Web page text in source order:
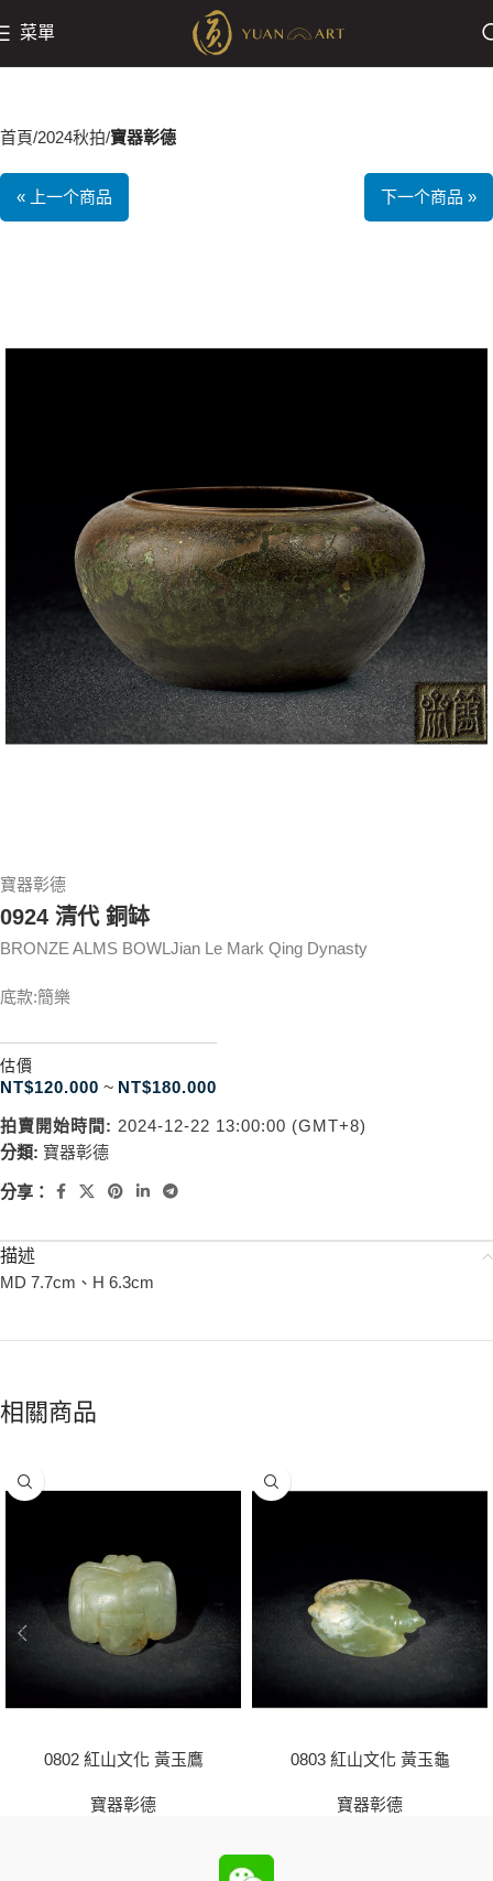
菜單
首頁 2024秋拍 寶器彰德
« 上一个商品 下一个商品 »
寶器彰德
0924 清代 銅缽
BRONZE ALMS BOWLJian Le Mark Qing Dynasty
底款:簡樂
估價
NT$120.000 ~ NT$180.000
拍賣開始時間: 2024-12-22 13:00:00 (GMT+8)
分類: 寶器彰德
分享：
描述
MD 7.7cm、H 6.3cm
相關商品
0802 紅山文化 黃玉鷹
寶器彰德
0803 紅山文化 黃玉龜
寶器彰德